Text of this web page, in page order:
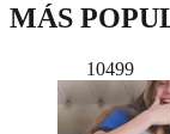
MÁS
10499